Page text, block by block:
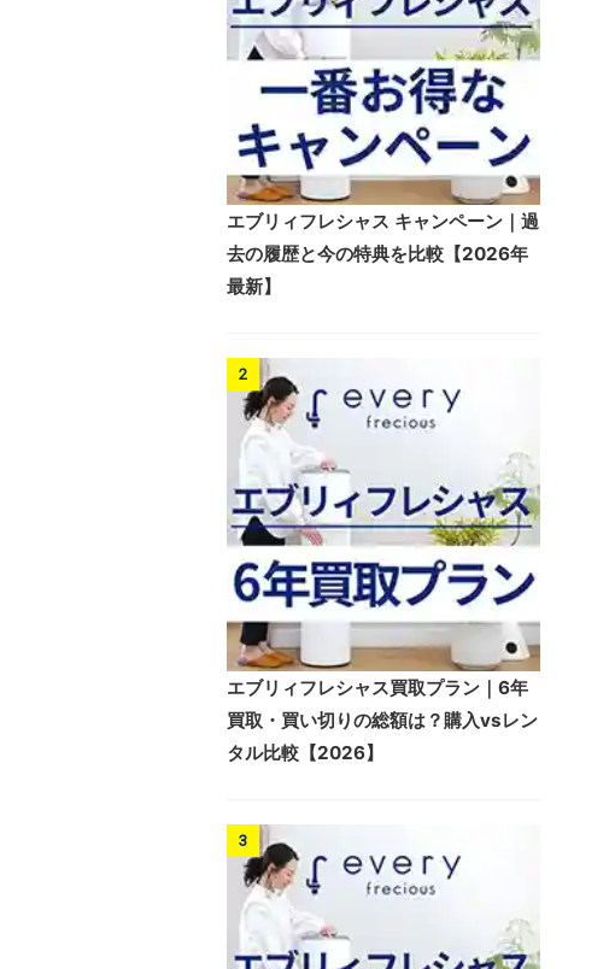
エブリィフレシャス キャンペーン｜過
去の履歴と今の特典を比較【2026年
最新】
2
エブリィフレシャス買取プラン｜6年
買取・買い切りの総額は？購入vsレン
タル比較【2026】
3